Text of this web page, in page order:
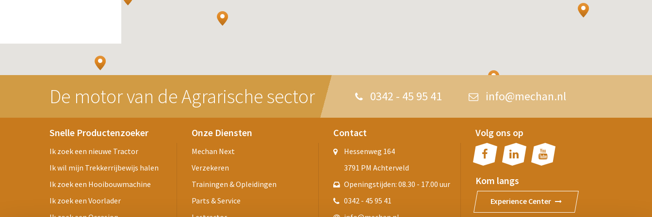
De motor van de Agrarische sector 0342 - 45 95 41 info@mechan.nl
Snelle Productenzoeker
Ik zoek een nieuwe Tractor
Ik wil mijn Trekkerrijbewijs halen
Ik zoek een Hooibouwmachine
Ik zoek een Voorlader
Onze Diensten
Mechan Next
Verzekeren
Trainingen & Opleidingen
Parts & Service
Contact
Hessenweg 164
3791 PM Achterveld
Openingstijden: 08.30 - 17.00 uur
0342 - 45 95 41
Volg ons op
Kom langs
Experience Center